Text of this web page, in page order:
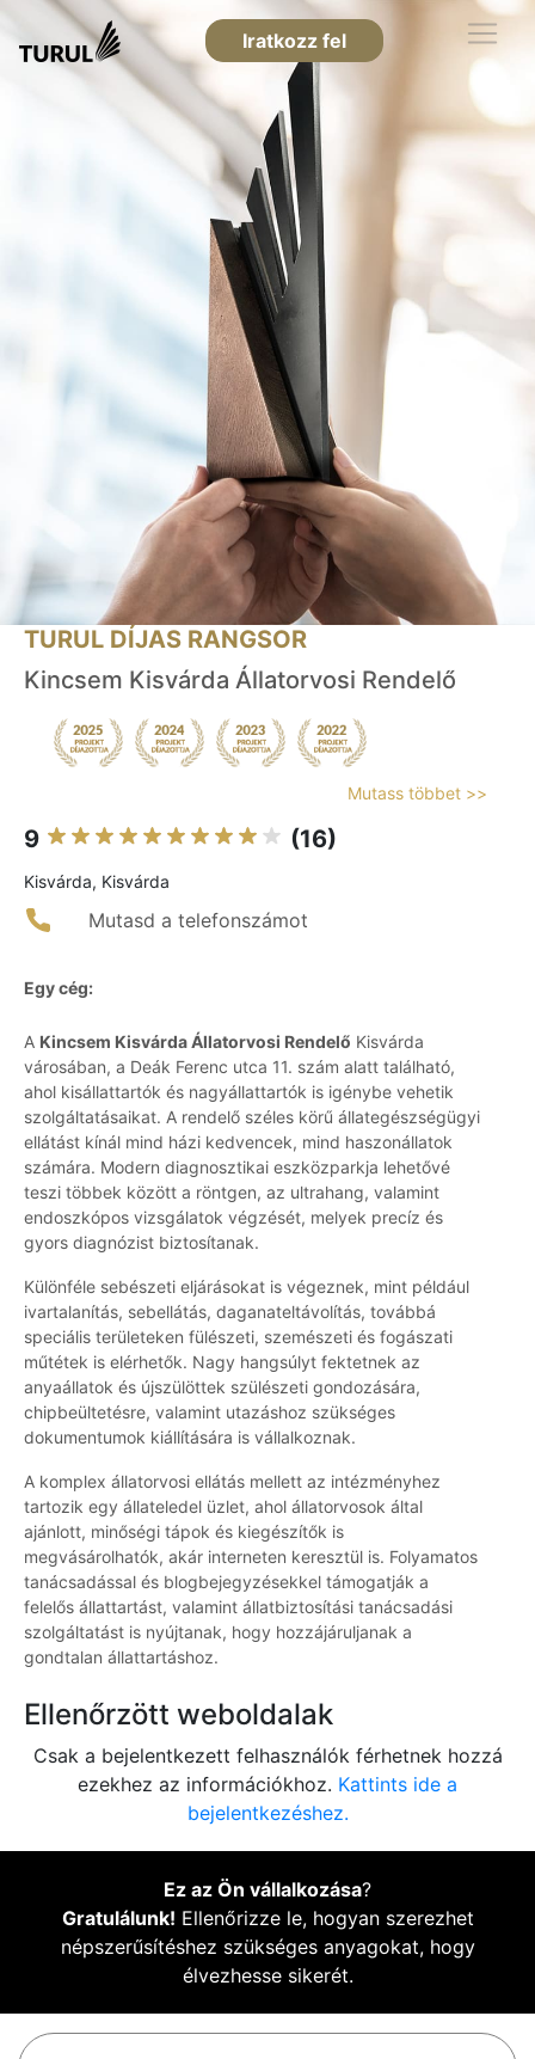
Iratkozz fel
TURUL DÍJAS RANGSOR
Kincsem Kisvárda Állatorvosi Rendelő
Mutass többet >>
9 (16)
Kisvárda, Kisvárda
Mutasd a telefonszámot
Egy cég:
A Kincsem Kisvárda Állatorvosi Rendelő Kisvárda
városában, a Deák Ferenc utca 11. szám alatt található,
ahol kisállattartók és nagyállattartók is igénybe vehetik
szolgáltatásaikat. A rendelő széles körű állategészségügyi
ellátást kínál mind házi kedvencek, mind haszonállatok
számára. Modern diagnosztikai eszközparkja lehetővé
teszi többek között a röntgen, az ultrahang, valamint
endoszkópos vizsgálatok végzését, melyek precíz és
gyors diagnózist biztosítanak.
Különféle sebészeti eljárásokat is végeznek, mint például
ivartalanítás, sebellátás, daganateltávolítás, továbbá
speciális területeken fülészeti, szemészeti és fogászati
műtétek is elérhetők. Nagy hangsúlyt fektetnek az
anyaállatok és újszülöttek szülészeti gondozására,
chipbeültetésre, valamint utazáshoz szükséges
dokumentumok kiállítására is vállalkoznak.
A komplex állatorvosi ellátás mellett az intézményhez
tartozik egy állateledel üzlet, ahol állatorvosok által
ajánlott, minőségi tápok és kiegészítők is
megvásárolhatók, akár interneten keresztül is. Folyamatos
tanácsadással és blogbejegyzésekkel támogatják a
felelős állattartást, valamint állatbiztosítási tanácsadási
szolgáltatást is nyújtanak, hogy hozzájáruljanak a
gondtalan állattartáshoz.
Ellenőrzött weboldalak
Csak a bejelentkezett felhasználók férhetnek hozzá
ezekhez az információkhoz. Kattints ide a
bejelentkezéshez.
Ez az Ön vállalkozása?
Gratulálunk! Ellenőrizze le, hogyan szerezhet
népszerűsítéshez szükséges anyagokat, hogy
élvezhesse sikerét.